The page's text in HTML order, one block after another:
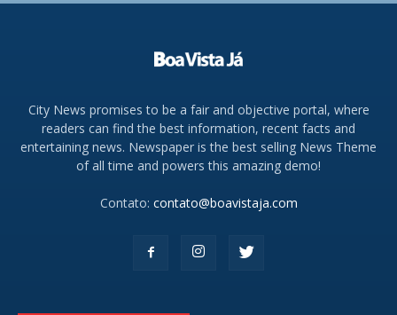
City News promises to be a fair and objective portal, where
readers can find the best information, recent facts and
entertaining news. Newspaper is the best selling News Theme
of all time and powers this amazing demo!
Contato: contato@boavistaja.com